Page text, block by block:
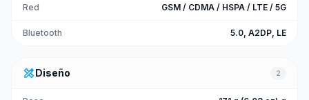
Red GSM / CDMA / HSPA / LTE / 5G
Bluetooth 5.0, A2DP, LE
design_servicesDiseño 2